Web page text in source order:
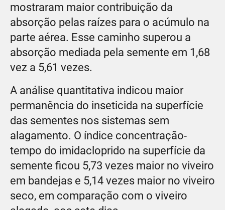
mostraram maior contribuição da
absorção pelas raízes para o acúmulo na
parte aérea. Esse caminho superou a
absorção mediada pela semente em 1,68
vez a 5,61 vezes.
A análise quantitativa indicou maior
permanência do inseticida na superfície
das sementes nos sistemas sem
alagamento. O índice concentração-
tempo do imidacloprido na superfície da
semente ficou 5,73 vezes maior no viveiro
em bandejas e 5,14 vezes maior no viveiro
seco, em comparação com o viveiro